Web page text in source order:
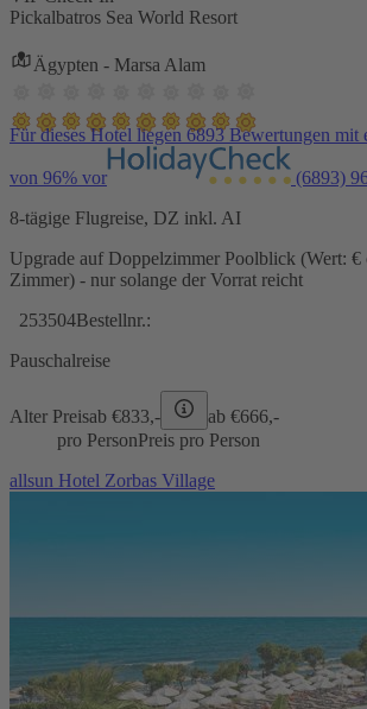
Pickalbatros Sea World Resort
Ägypten - Marsa Alam
Für dieses Hotel liegen 6893 Bewertungen mit
von 96% vor (6893)
8-tägige Flugreise, DZ inkl. AI
Upgrade auf Doppelzimmer Poolblick (Wert: €
Zimmer) - nur solange der Vorrat reicht
253504Bestellnr.:
Pauschalreise
Alter Preisab €833,- ab €666,-
pro PersonPreis pro Person
allsun Hotel Zorbas Village